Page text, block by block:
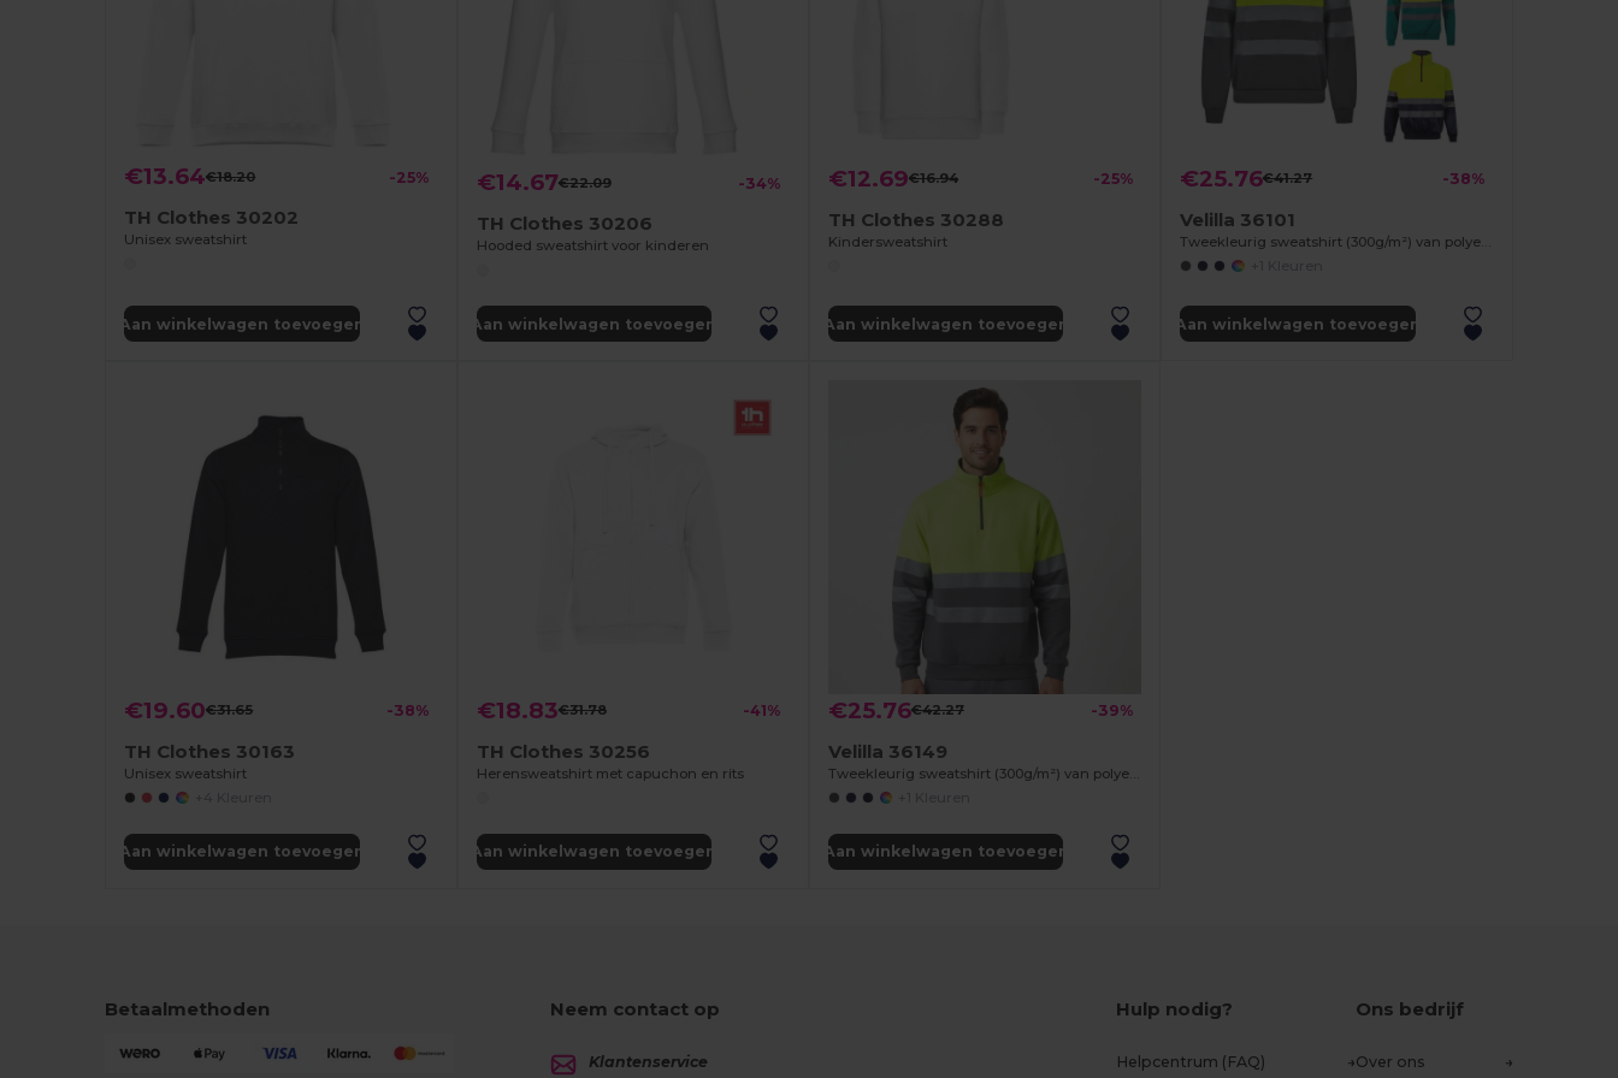
€13.64€18.20 -25%
TH Clothes 30202
Unisex sweatshirt
Aan winkelwagen toevoegen
€14.67€22.09 -34%
TH Clothes 30206
Hooded sweatshirt voor kinderen
Aan winkelwagen toevoegen
€12.69€16.94 -25%
TH Clothes 30288
Kindersweatshirt
Aan winkelwagen toevoegen
€25.76€41.27 -38%
Velilla 36101
Aan winkelwagen toevoegen
€19.60€31.65 -38%
TH Clothes 30163
Unisex sweatshirt
Aan winkelwagen toevoegen
€18.83€31.78 -41%
TH Clothes 30256
Herensweatshirt met capuchon en rits
Aan winkelwagen toevoegen
€25.76€42.27 -39%
Velilla 36149
Tweekleurig sweatshirt (300g/m²) van polyester fleece (100%)
Aan winkelwagen toevoegen
Betaalmethoden Neem contact op
Klantenservice
Hulp nodig?
Helpcentrum (FAQ)
Ons bedrijf
Over ons